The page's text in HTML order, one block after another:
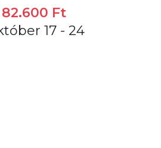
82.600 Ft
17 - 24